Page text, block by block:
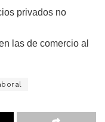
privados no
las de comercio al